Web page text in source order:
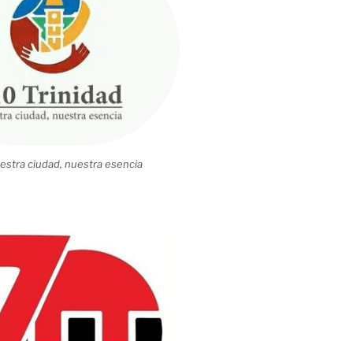
ciudad, nuestra esencia